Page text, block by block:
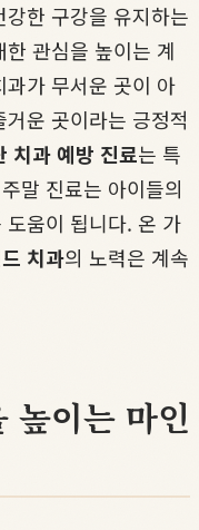
한 구강을 유지하는
관심을 높이는 계
가 무서운 곳이 아
운 곳이라는 긍정적
치과 예방 진료는 특
말 진료는 아이들의
움이 됩니다. 온 가
치과의 노력은 계속
높이는 마인